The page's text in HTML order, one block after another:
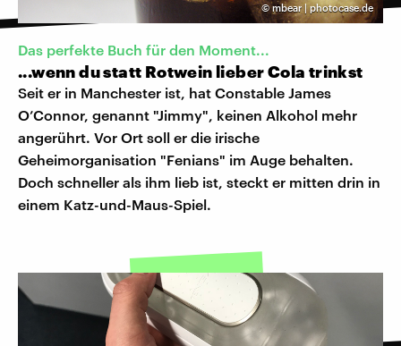
©mbear | photocase.de
Das perfekte Buch für den Moment...
...wenn du statt Rotwein lieber Cola trinkst
Seit er in Manchester ist, hat Constable James
O’Connor, genannt "Jimmy", keinen Alkohol mehr
angerührt. Vor Ort soll er die irische
Geheimorganisation "Fenians" im Auge behalten.
Doch schneller als ihm lieb ist, steckt er mitten drin in
einem Katz-und-Maus-Spiel.